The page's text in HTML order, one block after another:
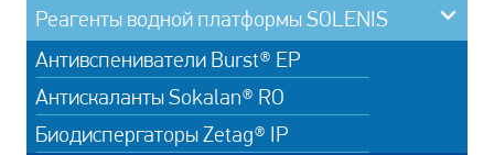
Реагенты водной платформы SOLENIS
Антивспениватели Burst® ЕР
Антискаланты Sokalan® RO
Биодиспергаторы Zetag® IP